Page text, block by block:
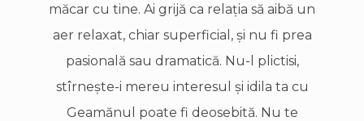
măcar cu tine. Ai grijă ca relaţia să aibă un
aer relaxat, chiar superficial, şi nu fi prea
pasională sau dramatică. Nu-l plictisi,
stîrneşte-i mereu interesul şi idila ta cu
Geamănul poate fi deosebită. Nu te